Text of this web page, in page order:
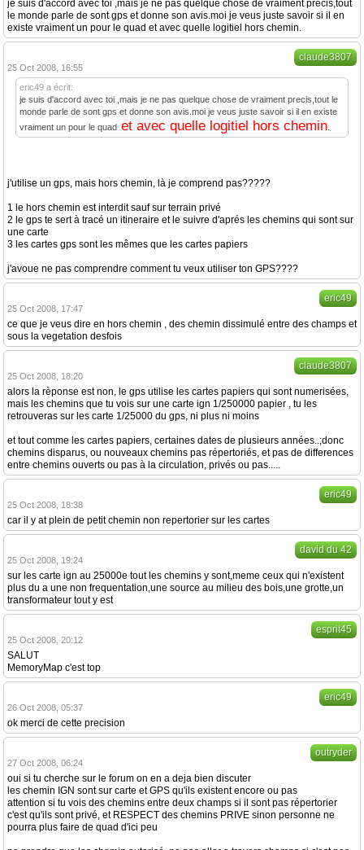
je suis d'accord avec toi ,mais je ne pas quelque chose de vraiment precis,tout
le monde parle de sont gps et donne son avis.moi je veus juste savoir si il en
existe vraiment un pour le quad et avec quelle logitiel hors chemin.
claude3807
25 Oct 2008, 16:55
eric49 a écrit:
je suis d'accord avec toi ,mais je ne pas quelque chose de vraiment precis,tout le
monde parle de sont gps et donne son avis.moi je veus juste savoir si il en existe
vraiment un pour le quad et avec quelle logitiel hors chemin
j'utilise un gps, mais hors chemin, là je comprend pas?????
1 le hors chemin est interdit sauf sur terrain privé
2 le gps te sert à tracé un itineraire et le suivre d'aprés les chemins qui sont sur
une carte
3 les cartes gps sont les mêmes que les cartes papiers
j'avoue ne pas comprendre comment tu veux utiliser ton GPS????
eric49
25 Oct 2008, 17:47
ce que je veus dire en hors chemin , des chemin dissimulé entre des champs et
sous la vegetation desfois
claude3807
25 Oct 2008, 18:20
alors la rèponse est non, le gps utilise les cartes papiers qui sont numerisées,
mais les chemins que tu vois sur une carte ign 1/250000 papier , tu les
retrouveras sur les carte 1/25000 du gps, ni plus ni moins
et tout comme les cartes papiers, certaines dates de plusieurs années..;donc
chemins disparus, ou nouveaux chemins pas répertoriés, et pas de differences
entre chemins ouverts ou pas à la circulation, privés ou pas.....
eric49
25 Oct 2008, 18:38
car il y at plein de petit chemin non repertorier sur les cartes
david du 42
25 Oct 2008, 19:24
sur les carte ign au 25000e tout les chemins y sont,meme ceux qui n'existent
plus du a une non frequentation,une source au milieu des bois,une grotte,un
transformateur tout y est
esprit45
25 Oct 2008, 20:12
SALUT
MemoryMap c'est top
eric49
26 Oct 2008, 05:37
ok merci de cette precision
outryder
27 Oct 2008, 06:24
oui si tu cherche sur le forum on en a deja bien discuter
les chemin IGN sont sur carte et GPS qu'ils existent encore ou pas
attention si tu vois des chemins entre deux champs si il sont pas répertorier
c'est qu'ils sont privé, et RESPECT des chemins PRIVE sinon personne ne
pourra plus faire de quad d'ici peu